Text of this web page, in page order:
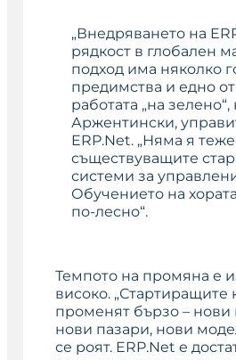
„Внедряването на
рядкост в глобален
подход има няколко
предимства и едно от
работата „на
Аржентински,
ERP.Net. „Няма я
съществуващите
системи за
Обучението на
по-лесно“.
Темпото на промяна е
високо. „Стартиращите
променят бързо – нови
нови пазари, нови
се роят. ERP.Net е